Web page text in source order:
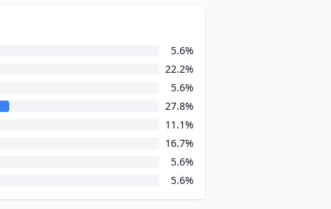
5.6%
22.2%
5.6%
27.8%
11.1%
16.7%
5.6%
5.6%